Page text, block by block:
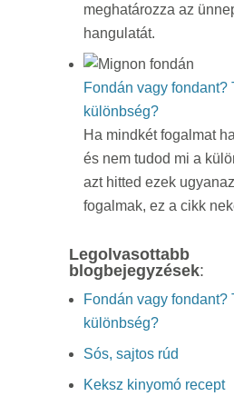
meghatározza az
hangulatát.
Fondán vagy fondant?
különbség?
Ha mindkét fogalmat
és nem tudod mi a
azt hitted ezek
fogalmak, ez a cikk
Legolvasottabb
blogbejegyzések:
Fondán vagy fondant?
különbség?
Sós, sajtos rúd
Keksz kinyomó recept